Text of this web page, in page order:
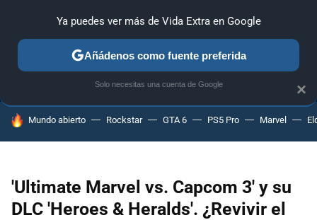
ANÁLISIS GUÍAS Y TRUCOS PC SONY NINTENDO
HOY SE HABLA DE
Mundo abierto Rockstar GTA 6 PS5 Pro Marvel
'Ultimate Marvel vs. Capcom 3' y su
DLC 'Heroes & Heralds'. ¿Revivir el
×
Ya puedes ver más de Vida Extra en Google
Añádenos como fuente preferida
Solo necesitas una cuenta de Google